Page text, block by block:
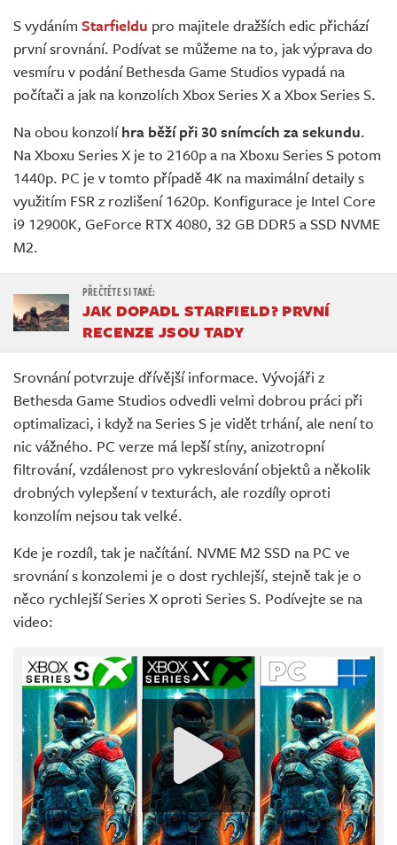
Živě
S vydáním Starfieldu pro majitele dražších edic přichází
první srovnání. Podívat se můžeme na to, jak výprava do
vesmíru v podání Bethesda Game Studios vypadá na
počítači a jak na konzolích Xbox Series X a Xbox Series S.
Na obou konzolíhra běží při 30 snímcích za sekundu.
Na Xboxu Series X je to 2160p a na Xboxu Series S potom
1440p. PC je v tomto případě 4K na maximální detaily s
využitím FSR z rozlišení 1620p. Konfigurace je Intel Core
i9 12900K, GeForce RTX 4080, 32 GB DDR5 a SSD NVME
M2.
JAK DOPADL STARFIELD? PRVNÍ
RECENZE JSOU TADY
Srovnání potvrzuje dřívější informace. Vývojáři z
Bethesda Game Studios odvedli velmi dobrou práci při
optimalizaci, i když na Series S je vidět trhání, ale není to
nic vážného. PC verze má lepší stíny, anizotropní
filtrování, vzdálenost pro vykreslování objektů a několik
drobných vylepšení v texturách, ale rozdíly oproti
konzolím nejsou tak velké.
Kde je rozdíl, tak je načítání. NVME M2 SSD na PC ve
srovnání s konzolemi je o dost rychlejší, stejně tak je o
něco rychlejší Series X oproti Series S. Podívejte se na
video: